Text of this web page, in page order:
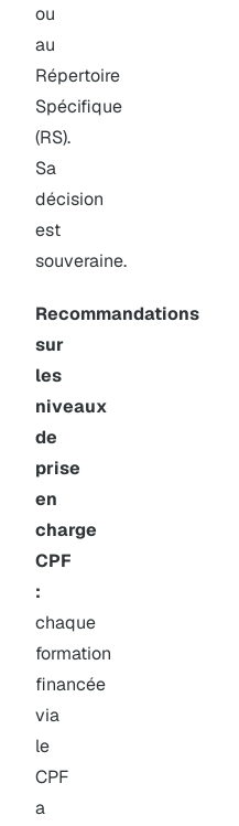
ou
au
Répertoire
Spécifique
(RS).
Sa
décision
est
souveraine.
Recommandations
sur
les
niveaux
de
prise
en
charge
CPF
:
chaque
formation
financée
via
le
CPF
a